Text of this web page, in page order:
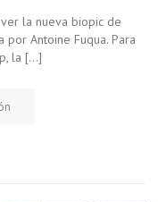
la nueva biopic de
por Antoine Fuqua. Para
la […]